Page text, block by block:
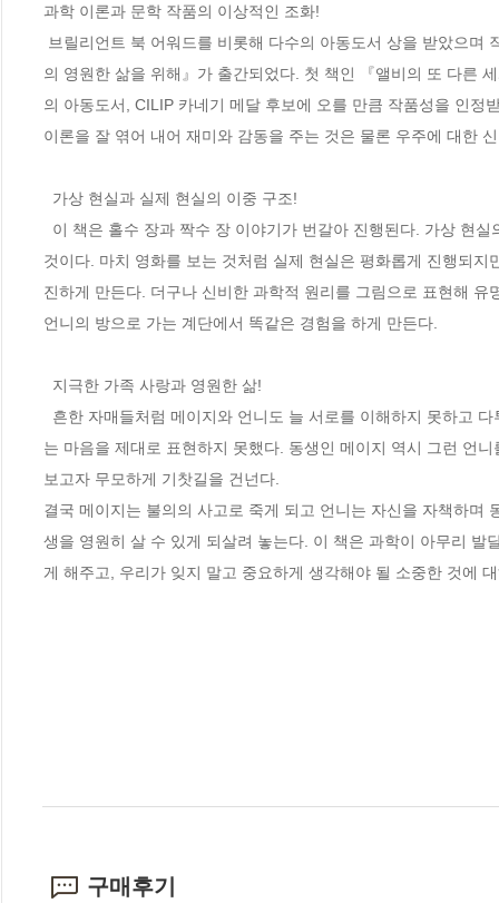
과학 이론과 문학 작품의 이상적인 조화!
의 영원한 삶을 위해』가 출간되었다. 첫 책인 『앨비의 또 다른
의 아동도서, CILIP 카네기 메달 후보에 오를 만큼 작품성을 인
이론을 잘 엮어 내어 재미와 감동을 주는 것은 물론 우주에 대한
것이다. 마치 영화를 보는 것처럼 실제 현실은 평화롭게 진행되
진하게 만든다. 더구나 신비한 과학적 원리를 그림으로 표현해 유
언니의 방으로 가는 계단에서 똑같은 경험을 하게 만든다.
는 마음을 제대로 표현하지 못했다. 동생인 메이지 역시 그런 언
보고자 무모하게 기찻길을 건넌다.
결국 메이지는 불의의 사고로 죽게 되고 언니는 자신을 자책하며
생을 영원히 살 수 있게 되살려 놓는다. 이 책은 과학이 아무리
게 해주고, 우리가 잊지 말고 중요하게 생각해야 될 소중한 것에
구매후기